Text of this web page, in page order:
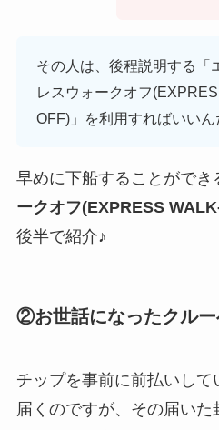
その人は、後程説明する
レスウォークオフ
OFF)」 を利用すればいいん
早めに下船することができ
ークオフ(EXPRESS
後半で紹介♪
②お世話になったクル
チップを事前に前払いし
届くのですが、その届い